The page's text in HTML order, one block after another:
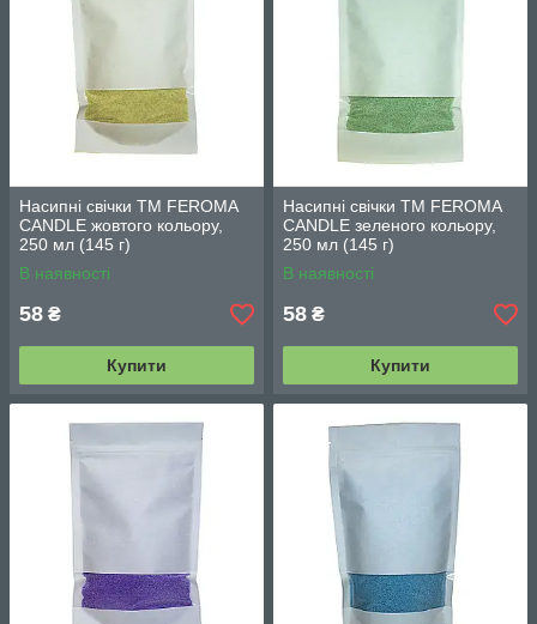
Насипні свічки TM FEROMA
CANDLE жовтого кольору,
250 мл (145 г)
В наявності
58 ₴
Купити
Насипні свічки TM FEROMA
CANDLE зеленого кольору,
250 мл (145 г)
В наявності
58 ₴
Купити